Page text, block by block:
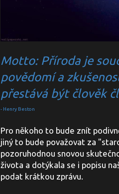
Motto: Příroda je
povědomí a
přestává být člověk
- Henry Beston
Pro někoho to bude znít
jiný to bude považovat za
pozoruhodnou snovou
života a dotýkala se i popisu
podat krátkou zprávu.